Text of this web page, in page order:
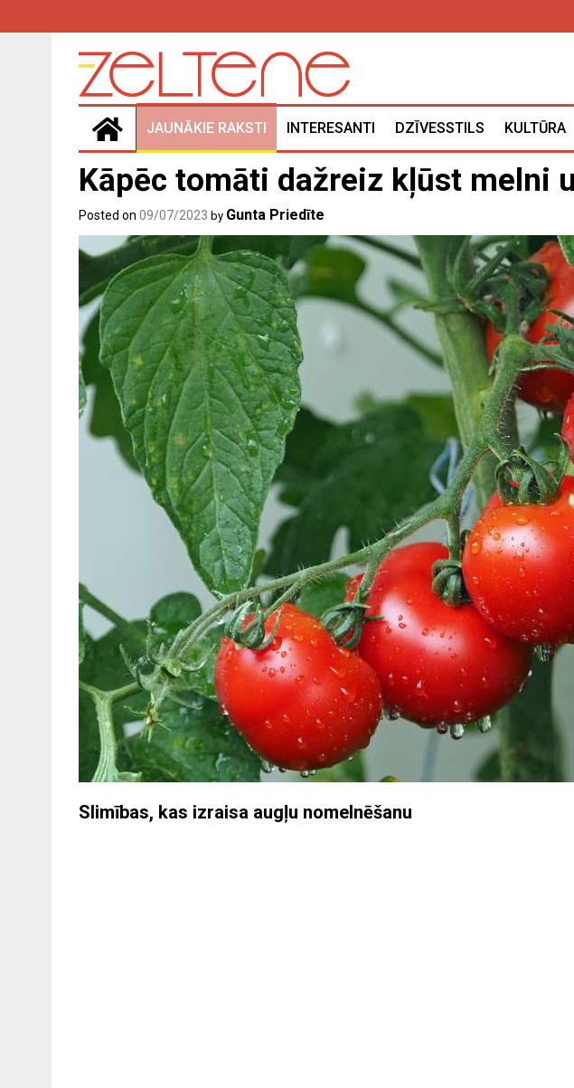
JAUNĀKIE RAKSTI INTERESANTI DZĪVESSTILS KULTŪRA
Kāpēc tomāti dažreiz kļūst melni
Posted on 09/07/2023 by Gunta Priedīte
Slimības, kas izraisa augļu nomelnēšanu